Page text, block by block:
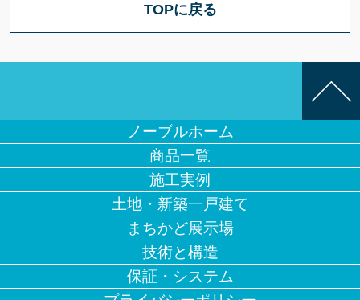
TOPに戻る
ノーブルホーム
商品一覧
施工実例
土地・新築一戸建て
まちかど展示場
技術と構造
保証・システム